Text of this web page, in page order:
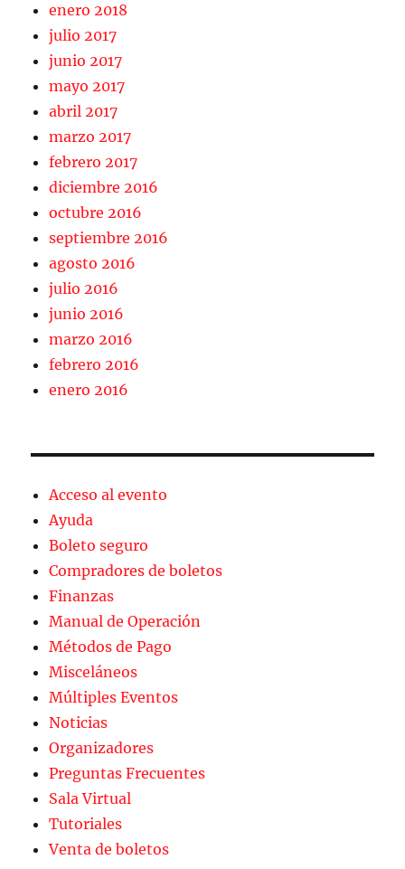
enero 2018
julio 2017
junio 2017
mayo 2017
abril 2017
marzo 2017
febrero 2017
diciembre 2016
octubre 2016
septiembre 2016
agosto 2016
julio 2016
junio 2016
marzo 2016
febrero 2016
enero 2016
Acceso al evento
Ayuda
Boleto seguro
Compradores de boletos
Finanzas
Manual de Operación
Métodos de Pago
Misceláneos
Múltiples Eventos
Noticias
Organizadores
Preguntas Frecuentes
Sala Virtual
Tutoriales
Venta de boletos